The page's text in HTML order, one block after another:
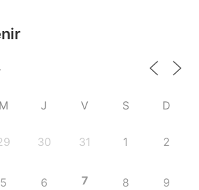
M J V S D
30 31 1 2
5 6 7 8 9